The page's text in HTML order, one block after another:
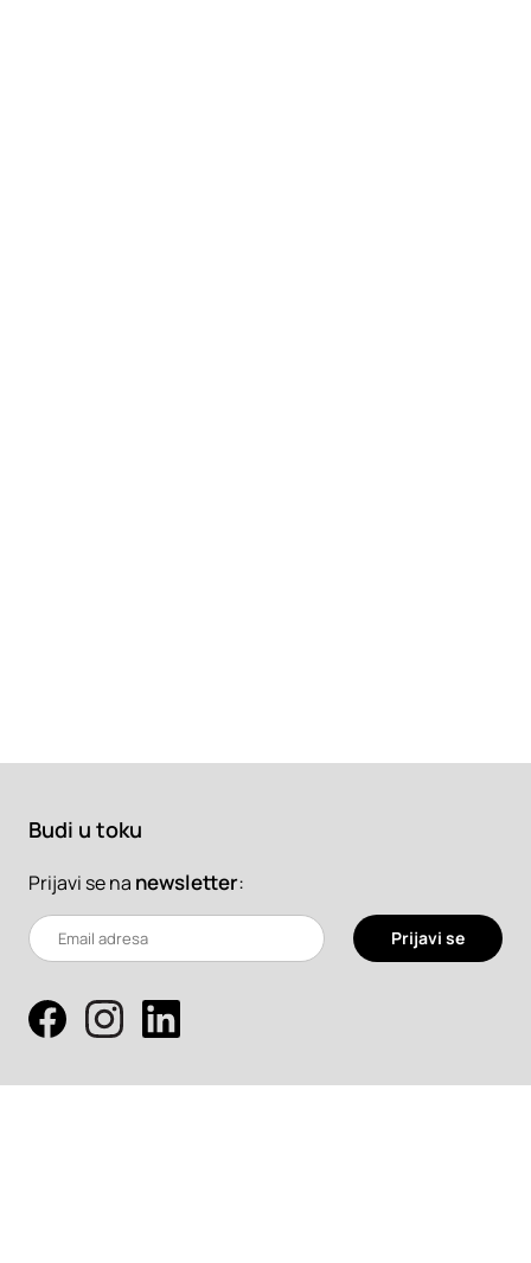
Budi u toku
Prijavi se na newsletter:
Prijavi se